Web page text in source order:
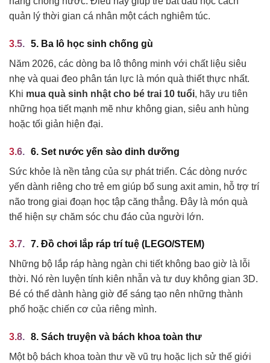
quản lý thời gian cá nhân một cách nghiêm túc.
5. Ba lô học sinh chống gù
Năm 2026, các dòng ba lô thông minh với chất liệu siêu
nhẹ và quai đeo phân tán lực là món quà thiết thực nhất.
Khi mua quà sinh nhật cho bé trai 10 tuổi, hãy ưu tiên
những họa tiết mạnh mẽ như không gian, siêu anh hùng
hoặc tối giản hiện đại.
6. Set nước yến sào dinh dưỡng
Sức khỏe là nền tảng của sự phát triển. Các dòng nước
yến dành riêng cho trẻ em giúp bổ sung axit amin, hỗ trợ trí
não trong giai đoạn học tập căng thẳng. Đây là món quà
thể hiện sự chăm sóc chu đáo của người lớn.
7. Đồ chơi lắp ráp trí tuệ (LEGO/STEM)
Những bộ lắp ráp hàng ngàn chi tiết không bao giờ là lỗi
thời. Nó rèn luyện tính kiên nhẫn và tư duy không gian 3D.
Bé có thể dành hàng giờ để sáng tạo nên những thành
phố hoặc chiến cơ của riêng mình.
8. Sách truyện và bách khoa toàn thư
Một bộ bách khoa toàn thư về vũ trụ hoặc lịch sử thế giới